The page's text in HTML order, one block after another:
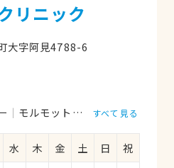
リニック
大字阿見4788-6
モルモット フェレット
すべて見る
水 木 金 土 日
祝